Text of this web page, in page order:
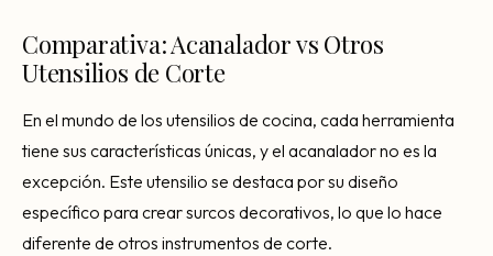
Comparativa: Acanalador vs Otros
Utensilios de Corte
En el mundo de los utensilios de cocina, cada herramienta
tiene sus características únicas, y el acanalador no es la
excepción. Este utensilio se destaca por su diseño
específico para crear surcos decorativos, lo que lo hace
diferente de otros instrumentos de corte.